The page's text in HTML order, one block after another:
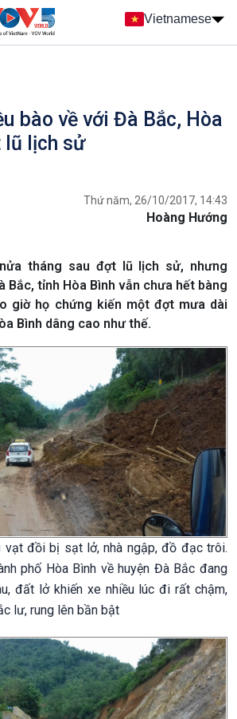
Vietnamese
bào về với Đà Bắc, Hòa
lũ lịch sử
Thứ năm, 26/10/2017, 14:43
Hoàng Hướng
tháng sau đợt lũ lịch sử, nhưng
Bắc, tỉnh Hòa Bình vẫn chưa hết bàng
giờ họ chứng kiến một đợt mưa dài
Bình dâng cao như thế.
vạt đồi bị sạt lở, nhà ngập, đồ đạc trôi.
phố Hòa Bình về huyện Đà Bắc đang
đất lở khiến xe nhiều lúc đi rất chậm,
lư, rung lên bần bật